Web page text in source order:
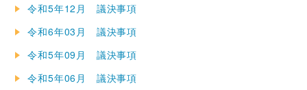
令和5年12月 議決事項
令和6年03月 議決事項
令和5年09月 議決事項
令和5年06月 議決事項